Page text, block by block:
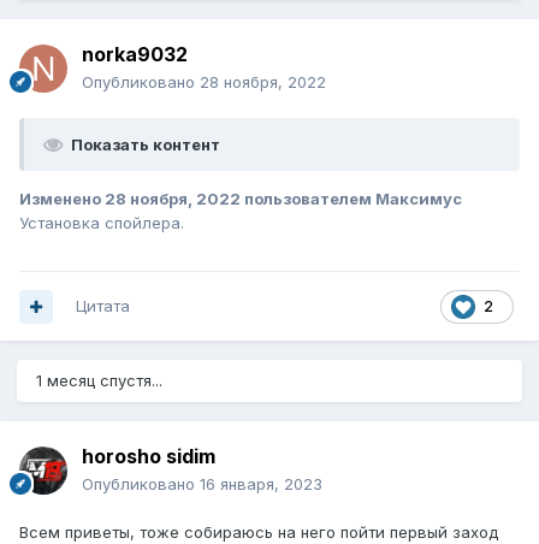
norka9032
Опубликовано 28 ноября, 2022
Показать контент
Изменено 28 ноября, 2022 пользователем Максимус
Установка спойлера.
2
Цитата
1 месяц спустя...
horosho sidim
Опубликовано 16 января, 2023
Всем приветы, тоже собираюсь на него пойти первый заход